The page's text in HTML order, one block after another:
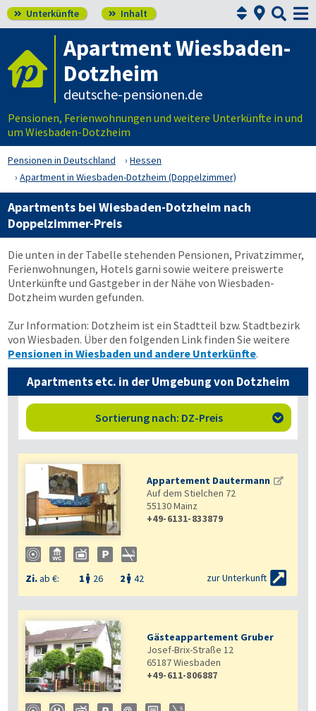
 Unterkünfte  Inhalt  

Apartment Wiesbaden-
Dotzheim
deutsche-pensionen.de
Pensionen, Ferienwohnungen und weitere Unterkünfte in und
um Wiesbaden-Dotzheim
Pensionen in Deutschland
Hessen
Apartment in Wiesbaden-Dotzheim (Doppelzimmer)
Apartments bei Wiesbaden-Dotzheim nach
Doppelzimmer-Preis
Die unten in der Tabelle stehenden Pensionen, Privatzimmer,
Ferienwohnungen, Hotels garni sowie weitere preiswerte
Unterkünfte und Gastgeber in der Nähe von Wiesbaden-
Dotzheim wurden gefunden.
Zur Information: Dotzheim ist ein Stadtteil bzw. Stadtbezirk
von Wiesbaden. Über den folgenden Link finden Sie weitere
Pensionen in Wiesbaden und andere Unterkünfte.
Apartments etc. in der Umgebung von Dotzheim
Sortierung nach: DZ-Preis 

Appartement Dautermann
Auf dem Stielchen 72
55130Mainz
+49-6131-833879
Zi.ab €: 1  26 2  42 zur Unterkunft 

Gästeappartement Gruber
Josef-Brix-Straße 12
65187Wiesbaden
+49-611-806887